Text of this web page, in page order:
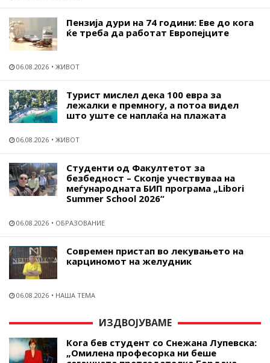
Пензија дури на 74 години: Еве до кога
ќе треба да работат Европејците
06.08.2026 ЖИВОТ
Турист мислел дека 100 евра за
лежалки е премногу, а потоа видел
што уште се наплаќа на плажата
06.08.2026 ЖИВОТ
Студенти од Факултетот за
безбедност – Скопје учествуваа на
меѓународната БИП програма „Libori
Summer School 2026“
06.08.2026 ОБРАЗОВАНИЕ
Современ пристап во лекувањето на
карциномот на желудник
06.08.2026 НАША ТЕМА
ИЗДВОЈУВАМЕ
Кога бев студент со Снежана Лупевска:
„Омилена професорка ни беше